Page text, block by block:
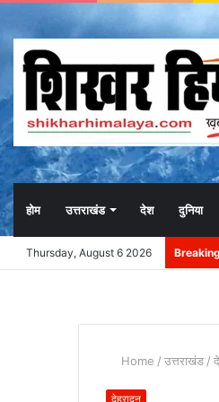
होम उत्तराखंड देश दुनिया
Thursday, August 6 2026
Home / उत्तराखंड /
देहरादून